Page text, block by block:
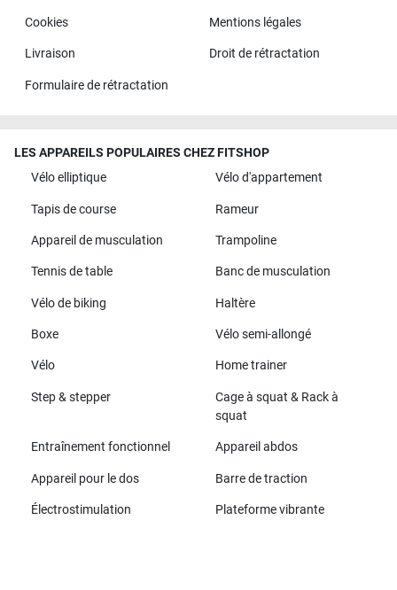
Cookies Mentions légales
Livraison Droit de rétractation
Formulaire de rétractation
LES APPAREILS POPULAIRES CHEZ FITSHOP
Vélo elliptique
Vélo d'appartement
Tapis de course Rameur
Appareil de musculation Trampoline
Tennis de table Banc de musculation
Vélo de biking Haltère
Boxe Vélo semi-allongé
Vélo Home trainer
Step & stepper
Cage à squat & Rack à
squat
Entraînement fonctionnel Appareil abdos
Appareil pour le dos Barre de traction
Électrostimulation Plateforme vibrante